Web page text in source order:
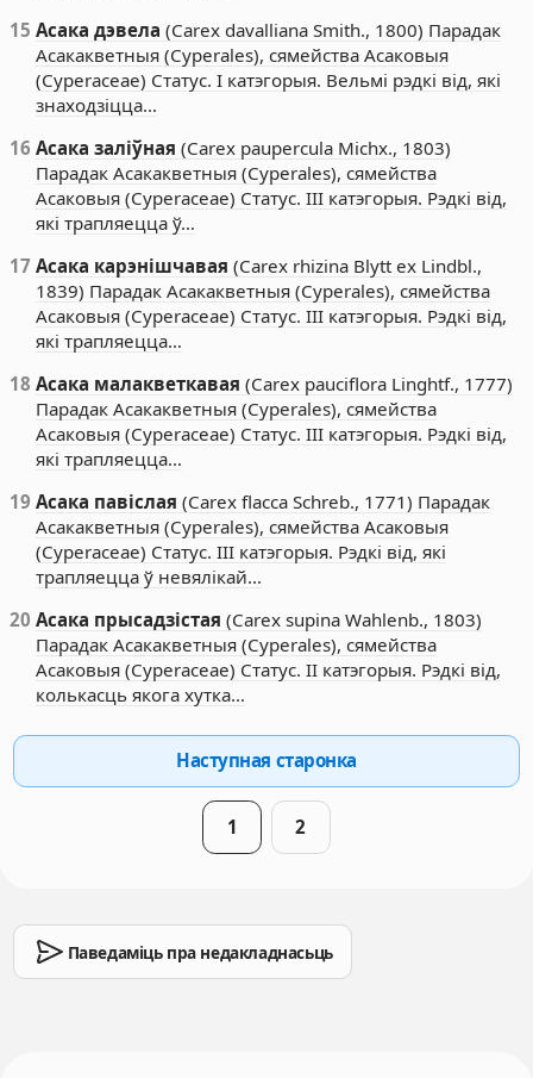
15 Асака дэвела (Carex davalliana Smith., 1800) Парадак
Асакакветныя (Cyperales), сямейства Асаковыя
(Cyperaceae) Статус. I катэгорыя. Вельмі рэдкі від, які
знаходзіцца…
16 Асака заліўная (Carex paupercula Michx., 1803)
Парадак Асакакветныя (Cyperales), сямейства
Асаковыя (Cyperaceae) Статус. III катэгорыя. Рэдкі від,
які трапляецца ў…
17 Асака карэнішчавая (Carex rhizina Blytt ex Lindbl.,
1839) Парадак Асакакветныя (Cyperales), сямейства
Асаковыя (Cyperaceae) Статус. III катэгорыя. Рэдкі від,
які трапляецца…
18 Асака малакветкавая (Carex pauciflora Linghtf., 1777)
Парадак Асакакветныя (Cyperales), сямейства
Асаковыя (Cyperaceae) Статус. III катэгорыя. Рэдкі від,
які трапляецца…
19 Асака павіслая (Carex flacca Schreb., 1771) Парадак
Асакакветныя (Cyperales), сямейства Асаковыя
(Cyperaceae) Статус. III катэгорыя. Рэдкі від, які
трапляецца ў невялікай…
20 Асака прысадзістая (Carex supina Wahlenb., 1803)
Парадак Асакакветныя (Cyperales), сямейства
Асаковыя (Cyperaceae) Статус. II катэгорыя. Рэдкі від,
колькасць якога хутка…
Наступная старонка
1 2
Паведаміць пра недакладнасьць